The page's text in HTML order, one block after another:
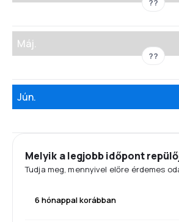
??
Máj.
??
Jún.
Melyik a legjobb időpont
Tudja meg, mennyivel előre érdemes
6 hónappal korábban